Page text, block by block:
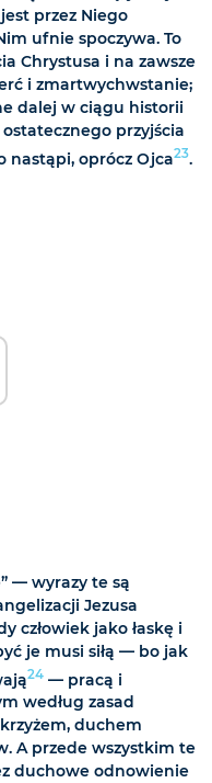
przez Niego
ufnie spoczywa. To
Chrystusa i na zawsze
i zmartwychwstanie;
dalej w ciągu historii
przyjścia
nastąpi, oprócz Ojca23.
— wyrazy te są
Jezusa
człowiek jako łaskę i
je musi siłą — bo jak
24 — pracą i
według zasad
duchem
A przede wszystkim te
duchowe odnowienie